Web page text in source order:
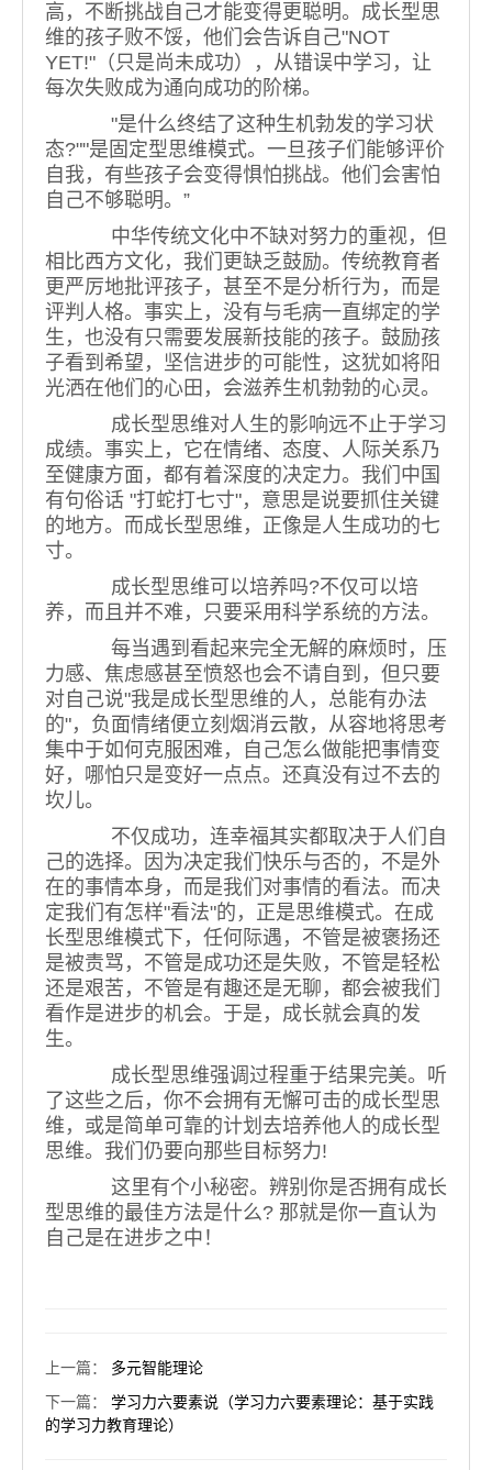
高，不断挑战自己才能变得更聪明。成长型思
维的孩子败不馁，他们会告诉自己"NOT
YET!"（只是尚未成功），从错误中学习，让
每次失败成为通向成功的阶梯。
"是什么终结了这种生机勃发的学习状
态?""是固定型思维模式。一旦孩子们能够评价
自我，有些孩子会变得惧怕挑战。他们会害怕
自己不够聪明。”
中华传统文化中不缺对努力的重视，但
相比西方文化，我们更缺乏鼓励。传统教育者
更严厉地批评孩子，甚至不是分析行为，而是
评判人格。事实上，没有与毛病一直绑定的学
生，也没有只需要发展新技能的孩子。鼓励孩
子看到希望，坚信进步的可能性，这犹如将阳
光洒在他们的心田，会滋养生机勃勃的心灵。
成长型思维对人生的影响远不止于学习
成绩。事实上，它在情绪、态度、人际关系乃
至健康方面，都有着深度的决定力。我们中国
有句俗话 "打蛇打七寸"，意思是说要抓住关键
的地方。而成长型思维，正像是人生成功的七
寸。
成长型思维可以培养吗?不仅可以培
养，而且并不难，只要采用科学系统的方法。
每当遇到看起来完全无解的麻烦时，压
力感、焦虑感甚至愤怒也会不请自到，但只要
对自己说"我是成长型思维的人，总能有办法
的"，负面情绪便立刻烟消云散，从容地将思考
集中于如何克服困难，自己怎么做能把事情变
好，哪怕只是变好一点点。还真没有过不去的
坎儿。
不仅成功，连幸福其实都取决于人们自
己的选择。因为决定我们快乐与否的，不是外
在的事情本身，而是我们对事情的看法。而决
定我们有怎样"看法"的，正是思维模式。在成
长型思维模式下，任何际遇，不管是被褒扬还
是被责骂，不管是成功还是失败，不管是轻松
还是艰苦，不管是有趣还是无聊，都会被我们
看作是进步的机会。于是，成长就会真的发
生。
成长型思维强调过程重于结果完美。听
了这些之后，你不会拥有无懈可击的成长型思
维，或是简单可靠的计划去培养他人的成长型
思维。我们仍要向那些目标努力!
这里有个小秘密。辨别你是否拥有成长
型思维的最佳方法是什么? 那就是你一直认为
自己是在进步之中！
上一篇： 多元智能理论
下一篇： 学习力六要素说（学习力六要素理论：基于实践
的学习力教育理论）